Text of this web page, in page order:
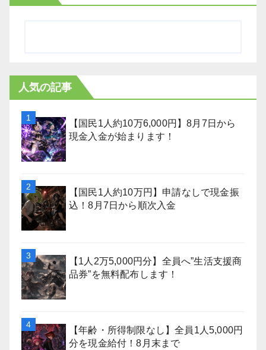
人気の記事
【国民1人約10万6,000円】8月7日から
現金入金が始まります！
【国民1人約10万円】申請なしで現金振
込！8月7日から順次入金
【1人2万5,000円分】全員へ”生活支援商
品券”を無料配布します！
【年齢・所得制限なし】全員1人5,000円
分を現金給付！8月末まで